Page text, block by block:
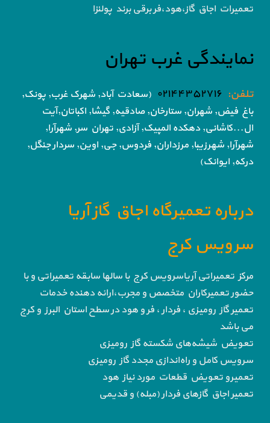
تعمیرات اجاق گاز،هود،فر برقی برند پولنزا
نمایندگی غرب تهران
تلفن: ۰۲۱۴۴۳۵۲۷۱۶ (سعادت آباد, شهرک غرب, پونک,
باغ فیض, شهران, ستارخان, صادقیه, گیشا, اکباتان,آیت
ال...کاشانی, دهکده المپیک, آزادی, تهران سر, شهرآرا,
شهرآرا, شهرزیبا, مرزداران, فردوس, جی, اوین, سردار جنگل,
درکه, ایوانک)
درباره تعمیرگاه اجاق گاز آریا
سرویس کرج
مرکز تعمیراتی آریاسرویس کرج با سالها سابقه تعمیراتی و با
حضور تعمیرکاران متخصص و مجرب،ارائه دهنده خدمات
تعمیر گاز رومیزی ، فردار ، فر و هود در سطح استان البرز و کرج
می باشد
تعویض شیشه‌های شکسته گاز رومیزی
سرویس کامل و راه‌اندازی مجدد گاز رومیزی
تعمیرو تعویض قطعات مورد نیاز هود
تعمیر اجاق گاز‌های فردار (مبله) و قدیمی